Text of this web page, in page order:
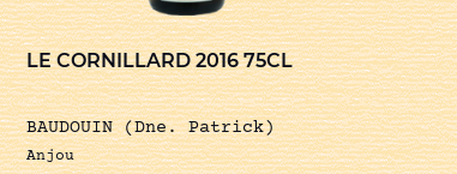
LE CORNILLARD 2016 75CL
BAUDOUIN (Dne. Patrick)
Anjou